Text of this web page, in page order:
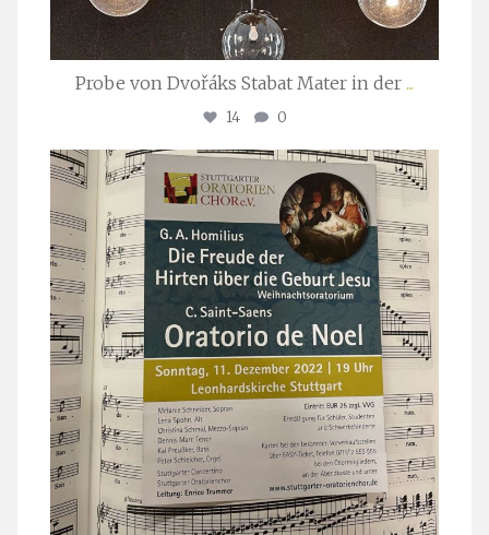
Probe von Dvořáks Stabat Mater in der ...
14 0
stuttgarter_oratorienchor
Nov. 29